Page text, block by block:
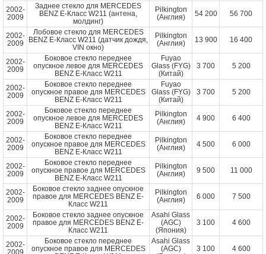
2002-
2009
Заднее стекло для MERCEDES
BENZ E-Класс W211 (антена,
молдинг)
Pilkington
(Англия)
54 200 56 700
2002-
2009
Лобовое стекло для MERCEDES
BENZ E-Класс W211 (датчик дождя,
VIN окно)
Pilkington
(Англия)
13 900 16 400
2002-
2009
Боковое стекло переднее
опускное левое для MERCEDES
BENZ E-Класс W211
Fuyao
Glass (FYG)
(Китай)
3 700 5 200
2002-
2009
Боковое стекло переднее
опускное правое для MERCEDES
BENZ E-Класс W211
Fuyao
Glass (FYG)
(Китай)
3 700 5 200
2002-
2009
Боковое стекло переднее
опускное левое для MERCEDES
BENZ E-Класс W211
Pilkington
(Англия)
4 900 6 400
2002-
2009
Боковое стекло переднее
опускное правое для MERCEDES
BENZ E-Класс W211
Pilkington
(Англия)
4 500 6 000
2002-
2009
Боковое стекло переднее
опускное правое для MERCEDES
BENZ E-Класс W211
Pilkington
(Англия)
9 500 11 000
2002-
2009
Боковое стекло заднее опускное
правое для MERCEDES BENZ E-
Класс W211
Pilkington
(Англия)
6 000 7 500
2002-
2009
Боковое стекло заднее опускное
правое для MERCEDES BENZ E-
Класс W211
Asahi Glass
(AGC)
(Япония)
3 100 4 600
2002-
2009
Боковое стекло переднее
опускное правое для MERCEDES
Asahi Glass
(AGC)
3 100 4 600